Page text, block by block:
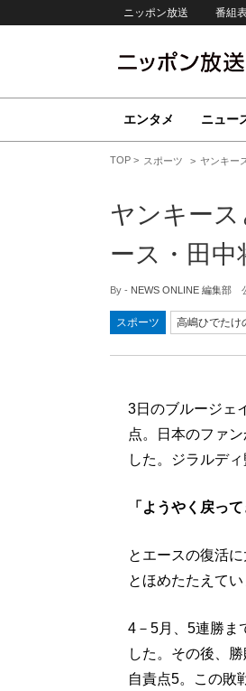
ニッポン放送 番組
エンタメ ニュー
TOP スポーツ ヤンキー
ヤンキー
ース・田中
By - NEWS ONLINE 編集部
スポーツ 高嶋ひでたけ
3日のブルージェ
点。日本のファ
した。ジラルディ
「ようやく戻っ
とエースの復活
とほめたたえてい
4－5月、5連勝ま
した。その後、
自責点5。この敗